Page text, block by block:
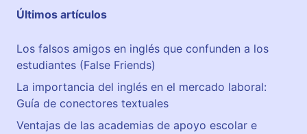
Últimos artículos
Los falsos amigos en inglés que confunden a los
estudiantes (False Friends)
La importancia del inglés en el mercado laboral:
Guía de conectores textuales
Ventajas de las academias de apoyo escolar e